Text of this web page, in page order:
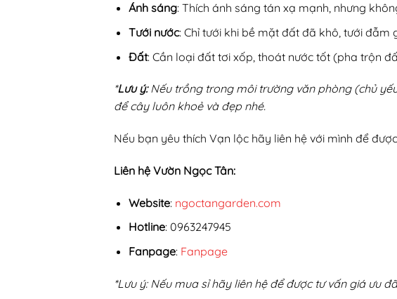
Ánh sáng: Thích ánh sáng tán xạ mạnh, nhưng
Tưới nước: Chỉ tưới khi bề mặt đất đã khô, tưới đẫm
Đất: Cần loại đất tơi xốp, thoát nước tốt (pha trộn
*Lưu ý:Nếu trồng trong môi trường văn phòng (chủ
để cây luôn khoẻ và đẹp nhé.
Nếu bạn yêu thích Vạn lộc hãy liên hệ với mình để
Liên hệ Vườn Ngọc Tân:
Website: ngoctangarden.com
Hotline: 0963247945
Fanpage: Fanpage
*Lưu ý: Nếu mua sỉ hãy liên hệ để được tư vấn giá ưu